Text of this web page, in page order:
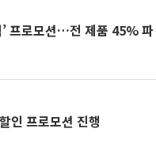
프로모션…전 제품 45% 파
인 프로모션 진행